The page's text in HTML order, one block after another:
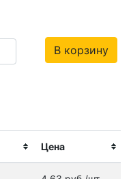
Цена
В корзину